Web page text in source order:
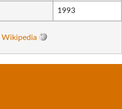
1993
Wikipedia